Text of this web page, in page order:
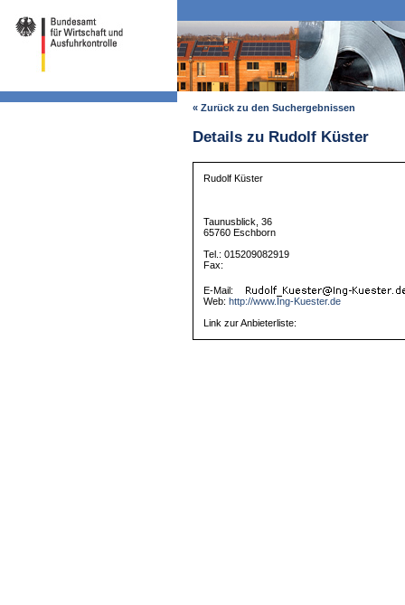
« Zurück zu den Suchergebnissen
Details zu Rudolf Küster
Rudolf Küster
Taunusblick, 36
65760 Eschborn
Tel.: 015209082919
Fax:
E-Mail:
Web: http://www.Ing-Kuester.de
Link zur Anbieterliste: